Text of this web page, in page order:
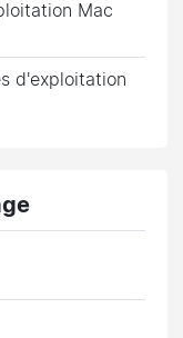
Mac
d'exploitation